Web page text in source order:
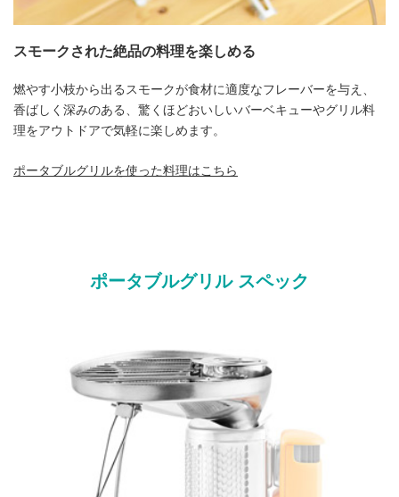
スモークされた絶品の料理を楽しめる
燃やす小枝から出るスモークが食材に適度なフレーバーを与え、
香ばしく深みのある、驚くほどおいしいバーベキューやグリル料
理をアウトドアで気軽に楽しめます。
ポータブルグリルを使った料理はこちら
ポータブルグリル スペック